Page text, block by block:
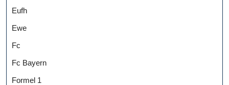
Eufh
Ewe
Fc
Fc Bayern
Formel 1